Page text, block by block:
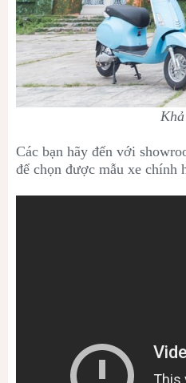
Các bạn hãy đến với
để chọn được mẫu xe chính